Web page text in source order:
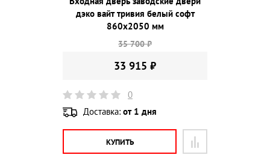
дэко вайт тривия белый софт
860х2050 мм
35 700 ₽
33 915 ₽
0
Доставка: от 1 дня
КУПИТЬ